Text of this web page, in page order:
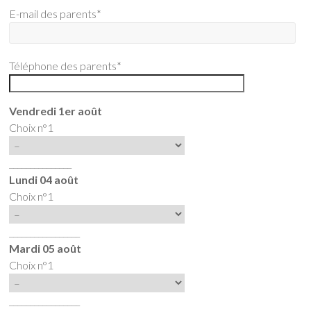
E-mail des parents*
Téléphone des parents*
Vendredi 1er août
Choix n°1
Lundi 04 août
Choix n°1
Mardi 05 août
Choix n°1